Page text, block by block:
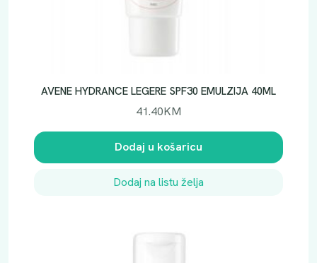
AVENE HYDRANCE LEGERE SPF30 EMULZIJA 40ML
41.40KM
Dodaj u košaricu
Dodaj na listu želja